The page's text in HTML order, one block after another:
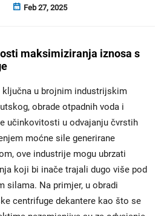
Feb 27, 2025
maksimiziranja iznosa s
ključna u brojnim industrijskim
obrade otpadnih voda i
učinkovitosti u odvajanju čvrstih
moćne sile generirane
ove industrije mogu ubrzati
koji bi inače trajali dugo više pod
silama. Na primjer, u obradi
centrifuge dekantere kao što se